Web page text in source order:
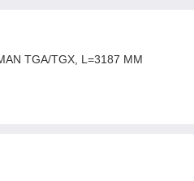
TGA/TGX, L=3187 MM